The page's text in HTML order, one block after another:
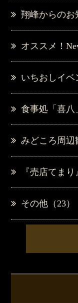
翔峰からのお
オススメ！
いちおしイベ
食事処「喜八
みどころ周辺
『売店てま
その他（23）